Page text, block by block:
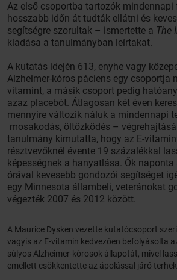
Az első csoportba tartozók
hosszabb időn át tudták ellátni és
segítségre szorultak – ismertette a The
kiadása a tanulmányban leírtakat.
A kutatás idején 613, enyhe vagy
Alzheimer-kóros páciens egy csoportja
vitamint, a másik csoport pedig
azaz placebót. Átlagosan két éven
mennyire változik náluk a mindennapi
mosakodás, öltözködés –
tanulmány kimutatta, hogy az E-
résztvevőknél évente 19 százalékkal
képességnek a hanyatlása. Ők
órával kevesebb gondozói segítséget
egy Minnesota állambeli, veteránokat
végezték 2007 és 2012 között.
A Maurice Dysken vezette kutatócsoport
vagyis az E-vitamin kedvezően befolyásolta
súlyos Alzheimer-kórosok állapotát, mivel
emellett csökkentette az ápolással járó